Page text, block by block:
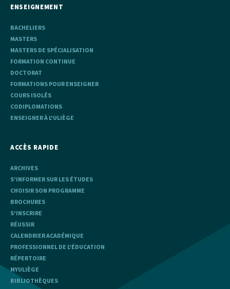
ENSEIGNEMENT
BACHELIERS
MASTERS
MASTERS DE SPÉCIALISATION
FORMATION CONTINUE
DOCTORAT
FORMATIONS POUR ENSEIGNER
COURS ISOLÉS
CODIPLOMATIONS
ENSEIGNER À L'ULIÈGE
ACCÈS RAPIDE
ARCHIVES
S'INFORMER SUR LES ÉTUDES
CHOISIR SON PROGRAMME
BROCHURES
S'INSCRIRE
RÉUSSIR
CALENDRIER ACADÉMIQUE
PROFESSIONNEL DE L'ÉDUCATION
RÉPERTOIRE
MYULIÈGE
BIBLIOTHÈQUES